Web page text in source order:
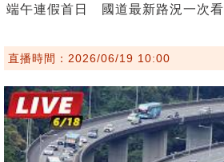
端午連假首日 國道最新路況一次看
直播時間：2026/06/19 10:00